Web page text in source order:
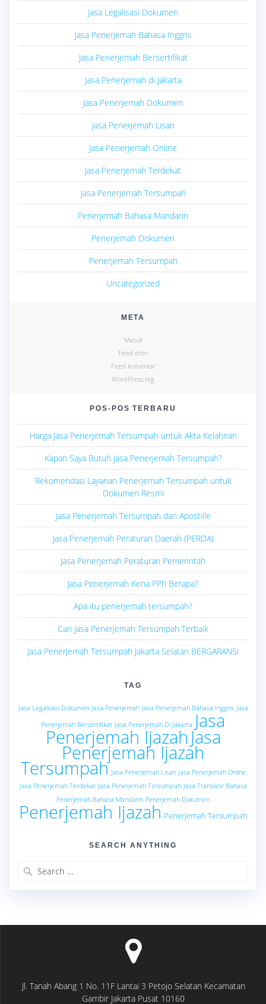
Jasa Legalisasi Dokumen
Jasa Penerjemah Bahasa Inggris
Jasa Penerjemah Bersertifikat
Jasa Penerjemah di Jakarta
Jasa Penerjemah Dokumen
Jasa Penerjemah Lisan
Jasa Penerjemah Online
Jasa Penerjemah Terdekat
Jasa Penerjemah Tersumpah
Penerjemah Bahasa Mandarin
Penerjemah Dokumen
Penerjemah Tersumpah
Uncategorized
META
Masuk
Feed entri
Feed komentar
WordPress.org
POS-POS TERBARU
Harga Jasa Penerjemah Tersumpah untuk Akta Kelahiran
Kapan Saya Butuh Jasa Penerjemah Tersumpah?
Rekomendasi Layanan Penerjemah Tersumpah untuk
Dokumen Resmi
Jasa Penerjemah Tersumpah dan Apostille
Jasa Penerjemah Peraturan Daerah (PERDA)
Jasa Penerjemah Peraturan Pemerintah
Jasa Penerjemah Kena PPh Berapa?
Apa itu penerjemah tersumpah?
Cari Jasa Penerjemah Tersumpah Terbaik
Jasa Penerjemah Tersumpah Jakarta Selatan BERGARANSI
TAG
Jasa Legalisasi Dokumen Jasa Penerjemah Jasa Penerjemah Bahasa Inggris Jasa
Penerjemah Bersertifikat Jasa Penerjemah Di Jakarta Jasa
Penerjemah Ijazah Jasa
Penerjemah Ijazah
Tersumpah Jasa Penerjemah Lisan Jasa Penerjemah Online
Jasa Penerjemah Terdekat Jasa Penerjemah Tersumpah Jasa Translate Bahasa
Penerjemah Bahasa Mandarin Penerjemah Dokumen
Penerjemah Ijazah Penerjemah Tersumpah
SEARCH ANYTHING
Jl. Tanah Abang 1 No. 11F Lantai 3 Petojo Selatan Kecamatan
Gambir Jakarta Pusat 10160